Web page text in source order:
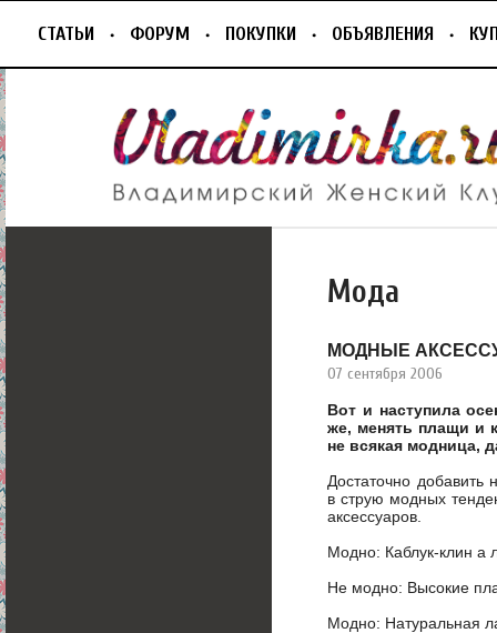
СТАТЬИ ФОРУМ ПОКУПКИ ОБЪЯВЛЕНИЯ
Мода
МОДНЫЕ
07 сентября 2006
Вот и наступила
же, менять плащи и
не всякая модница,
Достаточно добавить
в струю модных
аксессуаров.
Модно: Каблук-клин а
Не модно: Высокие
Модно: Натуральная